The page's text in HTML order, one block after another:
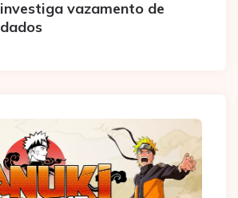
investiga vazamento de
dados